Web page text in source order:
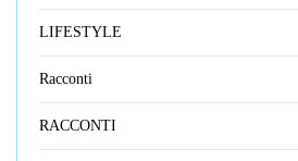
LIFESTYLE
Racconti
RACCONTI